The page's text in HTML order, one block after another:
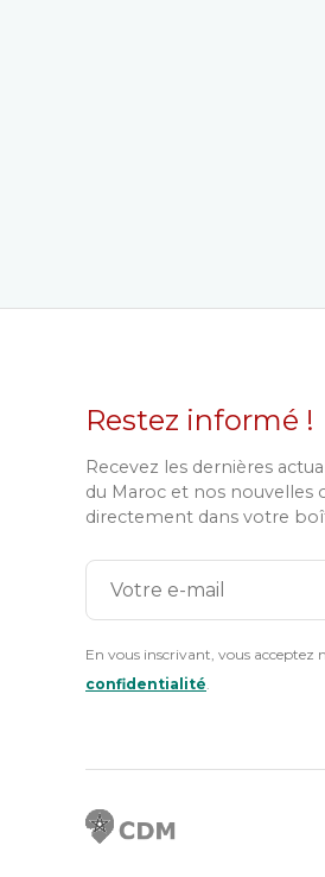
Restez informé !
Recevez les dernières
du Maroc et nos nouvelles
directement dans votre
En vous inscrivant, vous acceptez
confidentialité.